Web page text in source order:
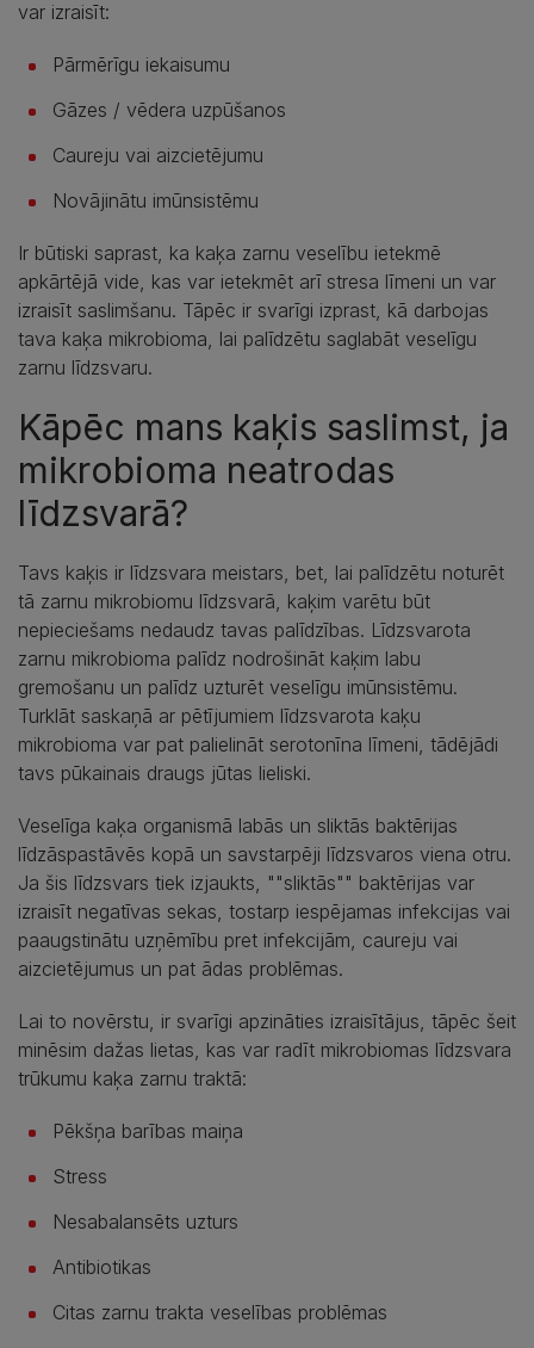
var izraisīt:
Pārmērīgu iekaisumu
Gāzes / vēdera uzpūšanos
Caureju vai aizcietējumu
Novājinātu imūnsistēmu
Ir būtiski saprast, ka kaķa zarnu veselību ietekmē
apkārtējā vide, kas var ietekmēt arī stresa līmeni un var
izraisīt saslimšanu. Tāpēc ir svarīgi izprast, kā darbojas
tava kaķa mikrobioma, lai palīdzētu saglabāt veselīgu
zarnu līdzsvaru.
Kāpēc mans kaķis saslimst, ja
mikrobioma neatrodas
līdzsvarā?
Tavs kaķis ir līdzsvara meistars, bet, lai palīdzētu noturēt
tā zarnu mikrobiomu līdzsvarā, kaķim varētu būt
nepieciešams nedaudz tavas palīdzības. Līdzsvarota
zarnu mikrobioma palīdz nodrošināt kaķim labu
gremošanu un palīdz uzturēt veselīgu imūnsistēmu.
Turklāt saskaņā ar pētījumiem līdzsvarota kaķu
mikrobioma var pat palielināt serotonīna līmeni, tādējādi
tavs pūkainais draugs jūtas lieliski.
Veselīga kaķa organismā labās un sliktās baktērijas
līdzāspastāvēs kopā un savstarpēji līdzsvaros viena otru.
Ja šis līdzsvars tiek izjaukts, ""sliktās"" baktērijas var
izraisīt negatīvas sekas, tostarp iespējamas infekcijas vai
paaugstinātu uzņēmību pret infekcijām, caureju vai
aizcietējumus un pat ādas problēmas.
Lai to novērstu, ir svarīgi apzināties izraisītājus, tāpēc šeit
minēsim dažas lietas, kas var radīt mikrobiomas līdzsvara
trūkumu kaķa zarnu traktā:
Pēkšņa barības maiņa
Stress
Nesabalansēts uzturs
Antibiotikas
Citas zarnu trakta veselības problēmas